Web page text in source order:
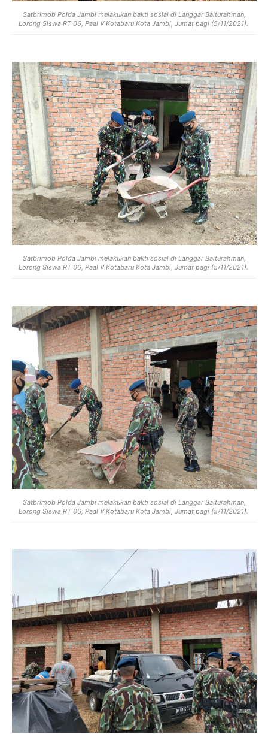
Satbrimob Polda Jambi melakukan bakti sosial di Langgar Baiturahman,
Lorong Siswa RT 06, Paal V Kotabaru Kota Jambi, Jumat pagi (5/11/2021).
Satbrimob Polda Jambi melakukan bakti sosial di Langgar Baiturahman,
Lorong Siswa RT 06, Paal V Kotabaru Kota Jambi, Jumat pagi (5/11/2021).
Satbrimob Polda Jambi melakukan bakti sosial di Langgar Baiturahman,
Lorong Siswa RT 06, Paal V Kotabaru Kota Jambi, Jumat pagi (5/11/2021).